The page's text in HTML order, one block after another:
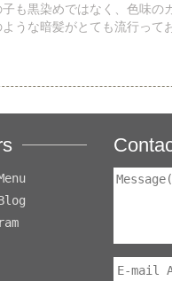
も黒染めではなく、色味の
ような暗髪がとても流行っ